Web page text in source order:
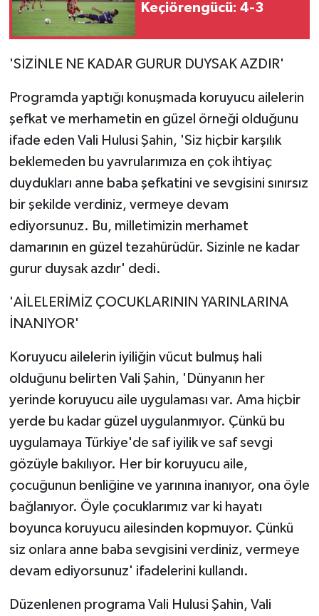
Keçiörengücü: 4-3
'SİZİNLE NE KADAR GURUR DUYSAK AZDIR'
Programda yaptığı konuşmada koruyucu ailelerin
şefkat ve merhametin en güzel örneği olduğunu
ifade eden Vali Hulusi Şahin, 'Siz hiçbir karşılık
beklemeden bu yavrularımıza en çok ihtiyaç
duydukları anne baba şefkatini ve sevgisini sınırsız
bir şekilde verdiniz, vermeye devam
ediyorsunuz. Bu, milletimizin merhamet
damarının en güzel tezahürüdür. Sizinle ne kadar
gurur duysak azdır' dedi.
'AİLELERİMİZ ÇOCUKLARININ YARINLARINA
İNANIYOR'
Koruyucu ailelerin iyiliğin vücut bulmuş hali
olduğunu belirten Vali Şahin, 'Dünyanın her
yerinde koruyucu aile uygulaması var. Ama hiçbir
yerde bu kadar güzel uygulanmıyor. Çünkü bu
uygulamaya Türkiye'de saf iyilik ve saf sevgi
gözüyle bakılıyor. Her bir koruyucu aile,
çocuğunun benliğine ve yarınına inanıyor, ona öyle
bağlanıyor. Öyle çocuklarımız var ki hayatı
boyunca koruyucu ailesinden kopmuyor. Çünkü
siz onlara anne baba sevgisini verdiniz, vermeye
devam ediyorsunuz' ifadelerini kullandı.
Düzenlenen programa Vali Hulusi Şahin, Vali